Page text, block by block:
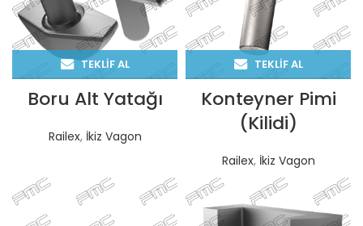
TEKLIF AL
Boru Alt Yatağı
Railex, İkiz Vagon
TEKLIF AL
Konteyner Pimi
(Kilidi)
Railex, İkiz Vagon